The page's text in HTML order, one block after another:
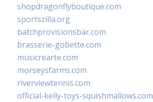
shopdragonflyboutique.com
sportszilla.org
batchprovisionsbar.com
brasserie-gobette.com
musicrearte.com
morseysfarms.com
riverviewtennis.com
official-kelly-toys-squishmallows.com